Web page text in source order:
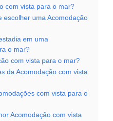
com vista para o mar?
escolher uma Acomodação
em uma
o mar?
com vista para o mar?
da Acomodação com vista
com vista para o
Acomodação com vista